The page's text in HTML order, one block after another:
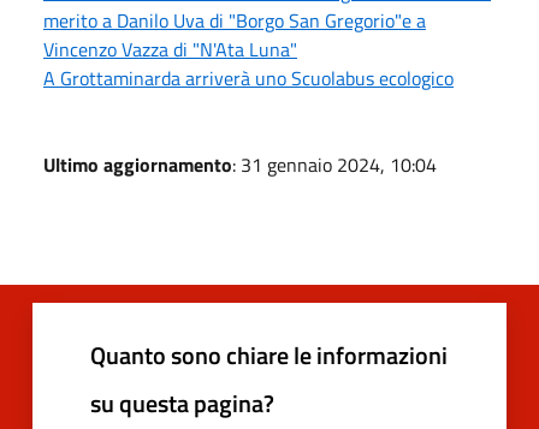
merito a Danilo Uva di "Borgo San Gregorio"e a
Vincenzo Vazza di "N'Ata Luna"
A Grottaminarda arriverà uno Scuolabus ecologico
Ultimo aggiornamento: 31 gennaio 2024, 10:04
Quanto sono chiare le informazioni
su questa pagina?